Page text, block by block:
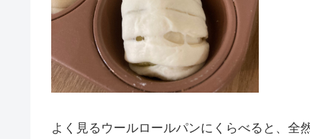
よく見るウールロールパンにくらべると、全